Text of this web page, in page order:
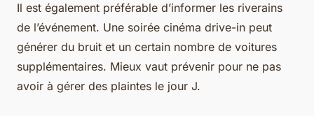
Il est également préférable d’informer les riverains
de l’événement. Une soirée cinéma drive-in peut
générer du bruit et un certain nombre de voitures
supplémentaires. Mieux vaut prévenir pour ne pas
avoir à gérer des plaintes le jour J.